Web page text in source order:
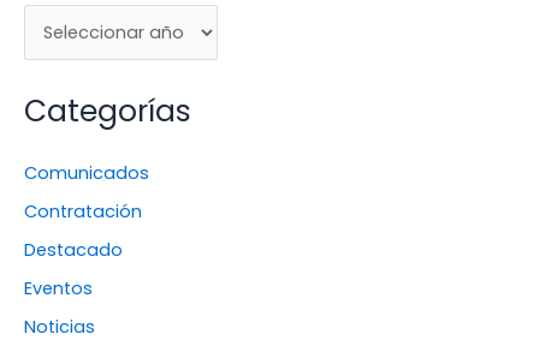
Categorías
Comunicados
Contratación
Destacado
Eventos
Noticias